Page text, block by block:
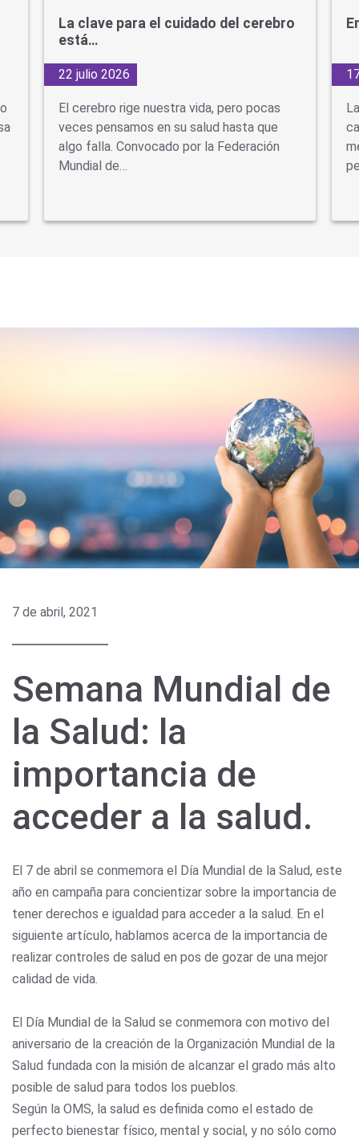
La clave para el cuidado del cerebro
está…
22 julio 2026
El cerebro rige nuestra vida, pero pocas
veces pensamos en su salud hasta que
algo falla. Convocado por la Federación
Mundial de…
7 de abril, 2021
Semana Mundial de
la Salud: la
importancia de
acceder a la salud.
El 7 de abril se conmemora el Día Mundial de la Salud, este
año en campaña para concientizar sobre la importancia de
tener derechos e igualdad para acceder a la salud. En el
siguiente artículo, hablamos acerca de la importancia de
realizar controles de salud en pos de gozar de una mejor
calidad de vida.
El Día Mundial de la Salud se conmemora con motivo del
aniversario de la creación de la Organización Mundial de la
Salud fundada con la misión de alcanzar el grado más alto
posible de salud para todos los pueblos.
Según la OMS, la salud es definida como el estado de
perfecto bienestar físico, mental y social, y no sólo como